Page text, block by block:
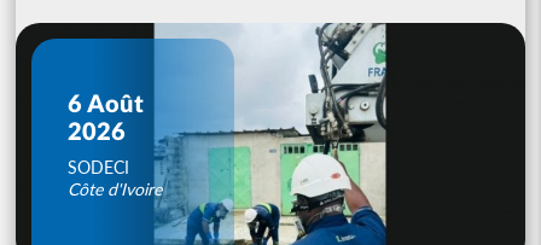
6 Août
2026
SODECI
Côte d'Ivoire